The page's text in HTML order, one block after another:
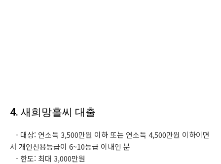
4. 새희망홀씨 대출
- 대상: 연소득 3,500만원 이하 또는 연소득 4,500만원 이하이면
서 개인신용등급이 6~10등급 이내인 분
- 한도: 최대 3,000만원